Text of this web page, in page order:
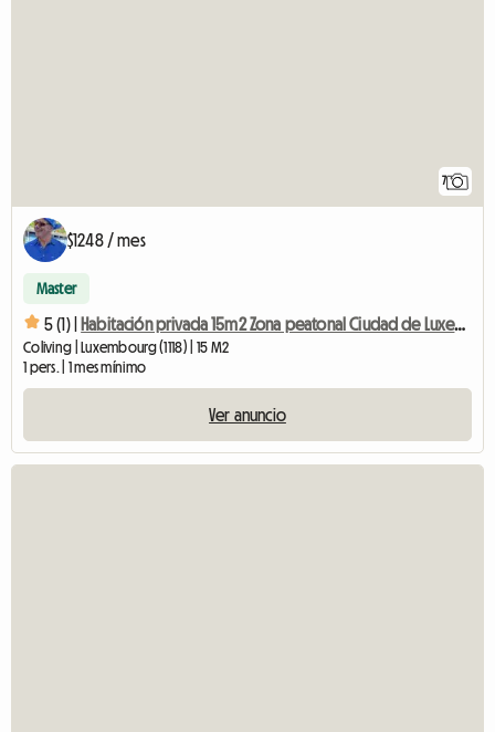
7
$1248 / mes
Master
5 (1) | Habitación privada 15m2 Zona peatonal Ciudad de Luxemburgo
Coliving | Luxembourg (1118) | 15 M2
1 pers. | 1 mes mínimo
Ver anuncio